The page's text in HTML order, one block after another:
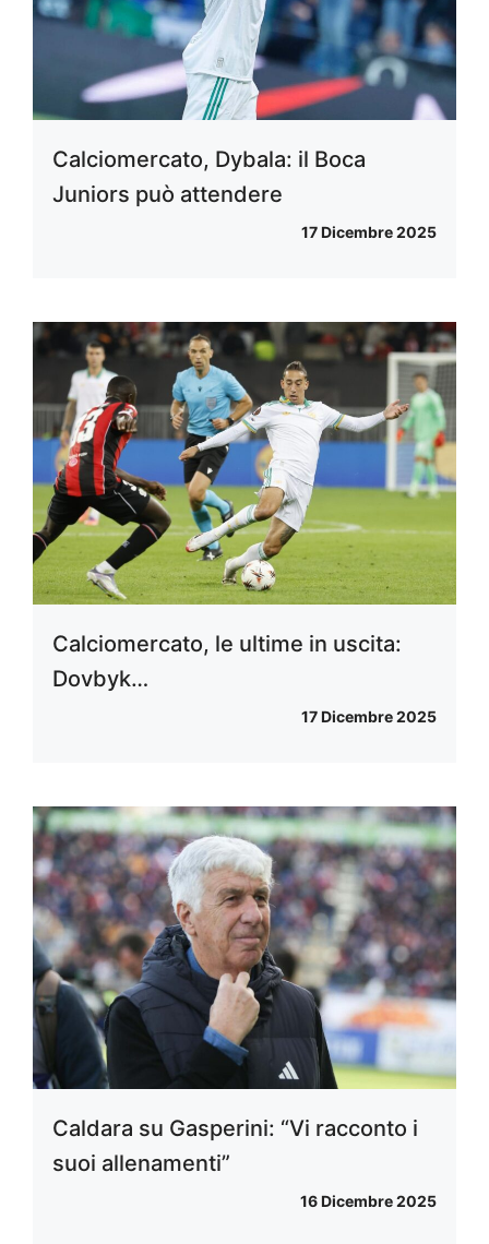
Calciomercato, Dybala: il Boca
Juniors può attendere
17 Dicembre 2025
Calciomercato, le ultime in uscita:
Dovbyk…
17 Dicembre 2025
Caldara su Gasperini: “Vi racconto i
suoi allenamenti”
16 Dicembre 2025